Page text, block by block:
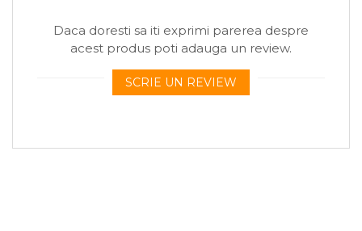
Tip: Aditiv lichid (LPD)
Daca doresti sa iti exprimi parerea despre
acest produs poti adauga un review.
SCRIE UN REVIEW